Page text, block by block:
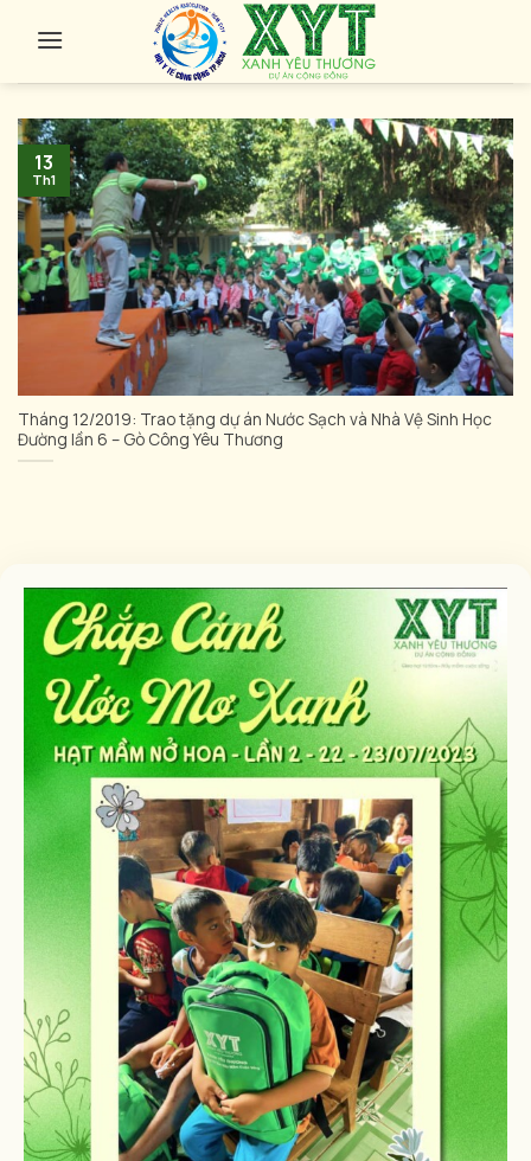
Tháng 12/2019: Trao tặng dự án Nước Sạch và Nhà Vệ Sinh Học
Đường lần 6 – Gò Công Yêu Thương
13
Th1